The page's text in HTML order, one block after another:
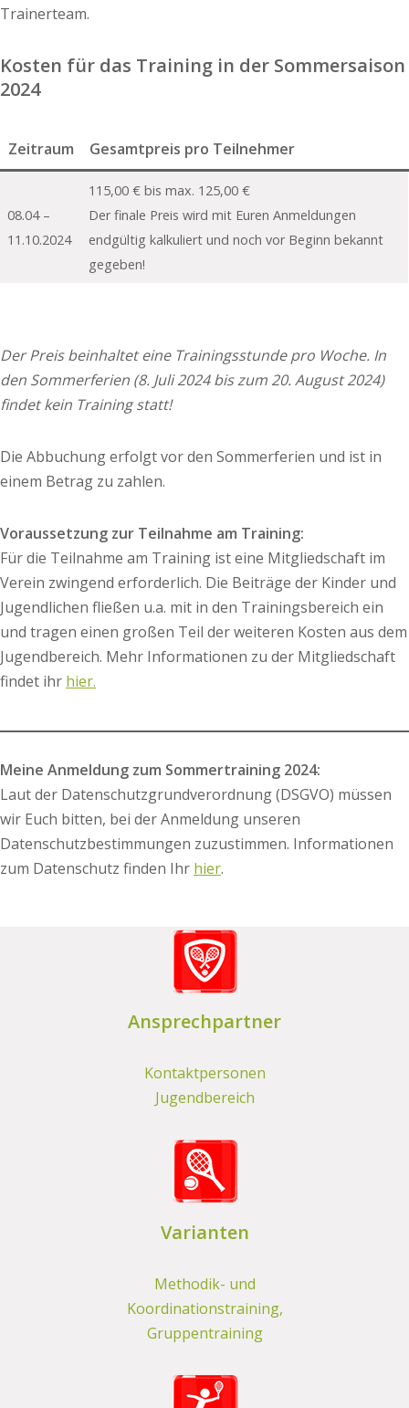
Trainerteam.
Kosten für das Training in der Sommersaison
2024
Zeitraum Gesamtpreis pro Teilnehmer
08.04 –
11.10.2024
115,00 € bis max. 125,00 €
Der finale Preis wird mit Euren Anmeldungen
endgültig kalkuliert und noch vor Beginn bekannt
gegeben!
Der Preis beinhaltet eine Trainingsstunde pro Woche. In
den Sommerferien (8. Juli 2024 bis zum 20. August 2024)
findet kein Training statt!
Die Abbuchung erfolgt vor den Sommerferien und ist in
einem Betrag zu zahlen.
Voraussetzung zur Teilnahme am Training:
Für die Teilnahme am Training ist eine Mitgliedschaft im
Verein zwingend erforderlich. Die Beiträge der Kinder und
Jugendlichen fließen u.a. mit in den Trainingsbereich ein
und tragen einen großen Teil der weiteren Kosten aus dem
Jugendbereich. Mehr Informationen zu der Mitgliedschaft
findet ihr hier.
Meine Anmeldung zum Sommertraining 2024:
Laut der Datenschutzgrundverordnung (DSGVO) müssen
wir Euch bitten, bei der Anmeldung unseren
Datenschutzbestimmungen zuzustimmen. Informationen
zum Datenschutz finden Ihr hier.
Ansprechpartner
Kontaktpersonen
Jugendbereich
Varianten
Methodik- und
Koordinationstraining,
Gruppentraining